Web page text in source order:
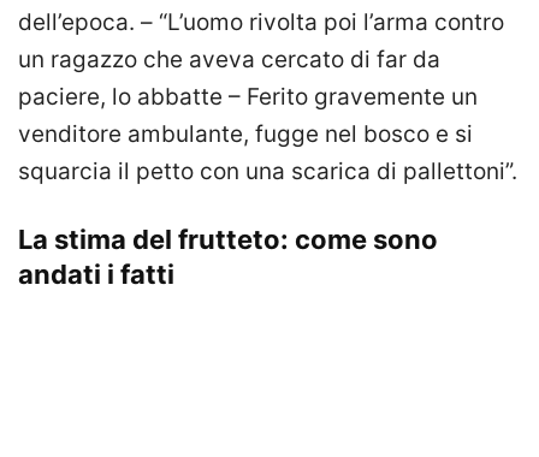
dell’epoca. – “L’uomo rivolta poi l’arma contro
un ragazzo che aveva cercato di far da
paciere, lo abbatte – Ferito gravemente un
venditore ambulante, fugge nel bosco e si
squarcia il petto con una scarica di pallettoni”.
La stima del frutteto: come sono
andati i fatti